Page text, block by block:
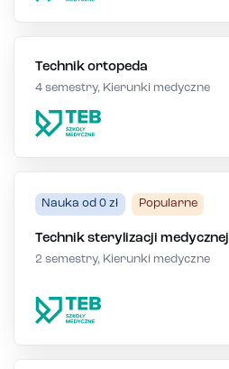
Technik ortopeda
4 semestry, Kierunki medyczne
Nauka od 0 zł Popularne
Technik sterylizacji medycznej
2 semestry, Kierunki medyczne